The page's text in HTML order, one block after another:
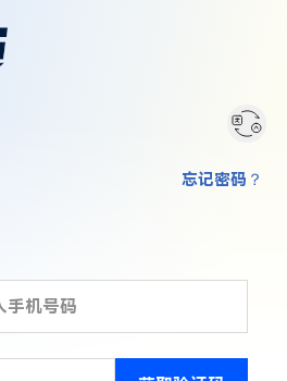
忘记密码？